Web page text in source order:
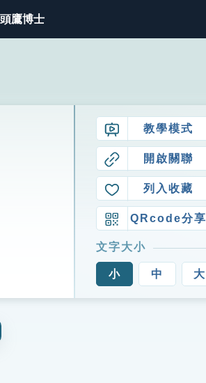
鷹博士
教學模式
開啟關聯
列入收藏
QRcode分享
文字大小
小 中 大